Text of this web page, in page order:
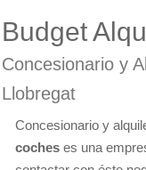
Budget
Concesionario y
Llobregat
Concesionario y
coches es una